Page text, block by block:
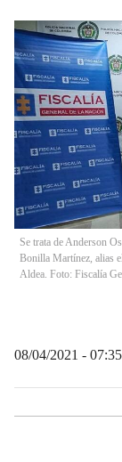
Se trata de Anderson
Bonilla Martínez, alias
Aldea. Foto: Fiscalía
08/04/2021 - 07:35